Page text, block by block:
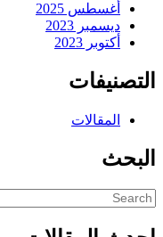
أغسطس 2025
ديسمبر 2023
أكتوبر 2023
التصنيفات
المقالات
البحث